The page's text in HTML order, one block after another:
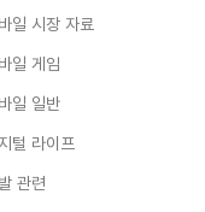
일 시장 자료
일 게임
일 일반
털 라이프
관련